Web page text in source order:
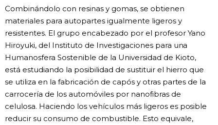
Combinándolo con resinas y gomas, se obtienen
materiales para autopartes igualmente ligeros y
resistentes. El grupo encabezado por el profesor Yano
Hiroyuki, del Instituto de Investigaciones para una
Humanosfera Sostenible de la Universidad de Kioto,
está estudiando la posibilidad de sustituir el hierro que
se utiliza en la fabricación de capós y otras partes de la
carrocería de los automóviles por nanofibras de
celulosa. Haciendo los vehículos más ligeros es posible
reducir su consumo de combustible. Esto equivale,